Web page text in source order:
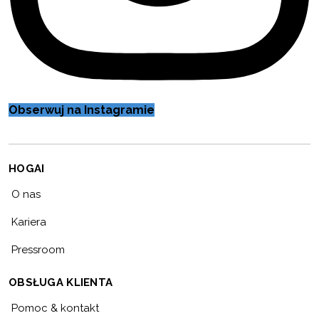
Obserwuj na Instagramie
HOGAI
O nas
Kariera
Pressroom
OBSŁUGA KLIENTA
Pomoc & kontakt